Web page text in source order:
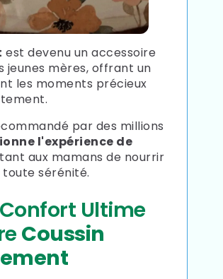
est devenu un accessoire
jeunes mères, offrant un
les moments précieux
par des millions
l'expérience de
aux mamans de nourrir
sérénité.
Ultime
Coussin